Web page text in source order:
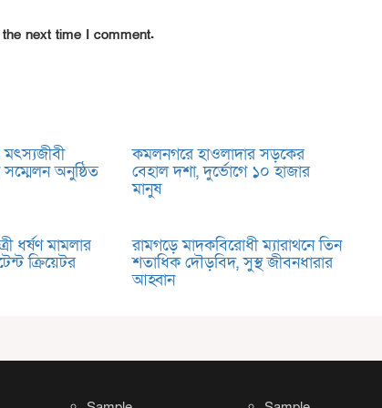
next time I comment.
সম্মেলন অনুষ্ঠিত
কমলনগরে হাওলাদার সড়কের
বেহাল দশা, দুর্ভোগে ১০ হাজার
মানুষ
ধর্ষণ মামলার
ক্রিয়েটর
রামগড়ে মাদকবিরোধী ম্যারাথনে তিন
শতাধিক দৌড়বিদ, সুস্থ জীবনধারার
আহ্বান